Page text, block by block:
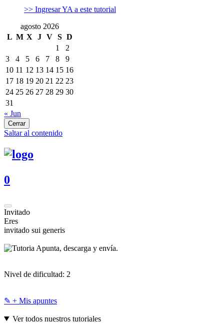
>> Ingresar YA a este tutorial
agosto 2026
L M X J V S D
1
2
3
4 5 6 7 8
9
10 11 12 13 14 15 16
17 18 19 20 21 22 23
24 25 26 27 28 29 30
31
« Jun
Cerrar
Saltar al contenido
0
Invitado
Eres
invitado sui generis
Apunta, descarga y envía.
Nivel de dificultad: 2
✎ + Mis apuntes
Ver todos nuestros tutoriales